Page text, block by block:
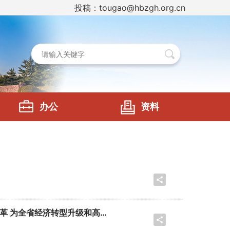
投稿：tougao@hbzgh.org.cn
办公 资料
提供更加有力的人才保障与技能支撑